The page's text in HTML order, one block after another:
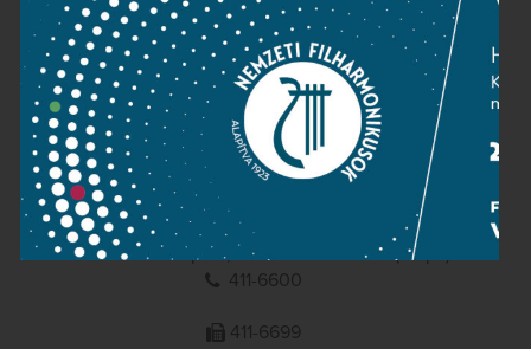
NEMZETI
FILHARMONIKUSOK
1095 Budapest, Komor Marcell u. 1. (Müpa)
411-6600
411-6699